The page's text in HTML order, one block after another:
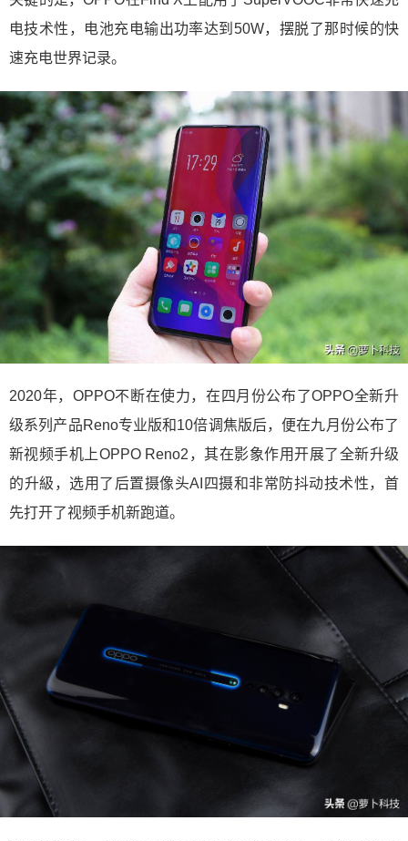
电技术性，电池充电输出功率达到50W，摆脱了那时候的快
速充电世界记录。
2020年，OPPO不断在使力，在四月份公布了OPPO全新升
级系列产品Reno专业版和10倍调焦版后，便在九月份公布了
新视频手机上OPPO Reno2，其在影象作用开展了全新升级
的升級，选用了后置摄像头AI四摄和非常防抖动技术性，首
先打开了视频手机新跑道。